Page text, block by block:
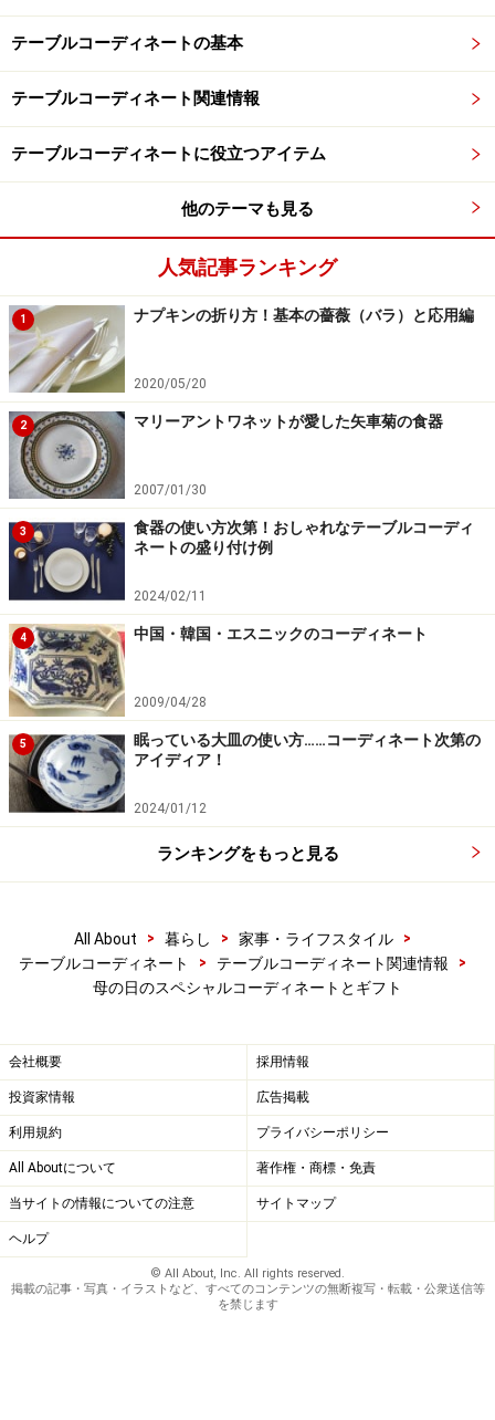
テーブルコーディネートの基本
テーブルコーディネート関連情報
テーブルコーディネートに役立つアイテム
他のテーマも見る
人気記事ランキング
1 ナプキンの折り方！基本の薔薇（バラ）と応用編
2020/05/20
2 マリーアントワネットが愛した矢車菊の食器
2007/01/30
3
食器の使い方次第！おしゃれなテーブルコーディ
ネートの盛り付け例
2024/02/11
4 中国・韓国・エスニックのコーディネート
2009/04/28
5
眠っている大皿の使い方……コーディネート次第の
アイディア！
2024/01/12
ランキングをもっと見る
All About > 暮らし > 家事・ライフスタイル
>
テーブルコーディネート
> テーブルコーディネート関連情報
>
母の日のスペシャルコーディネートとギフト
会社概要 採用情報
投資家情報 広告掲載
利用規約 プライバシーポリシー
All Aboutについて 著作権・商標・免責
当サイトの情報についての注意 サイトマップ
ヘルプ
© All About, Inc. All rights reserved.
掲載の記事・写真・イラストなど、すべてのコンテンツの無断複写・転載・公衆送信等
を禁じます